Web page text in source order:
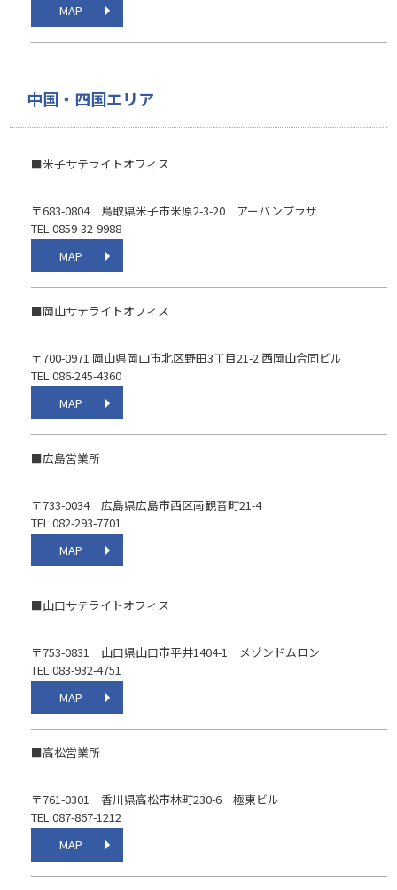
MAP
中国・四国エリア
■米子サテライトオフィス
〒683-0804 鳥取県米子市米原2-3-20 アーバンプラザ
TEL 0859-32-9988
MAP
■岡山サテライトオフィス
〒700-0971 岡山県岡山市北区野田3丁目21-2 西岡山合同ビル
TEL 086-245-4360
MAP
■広島営業所
〒733-0034 広島県広島市西区南観音町21-4
TEL 082-293-7701
MAP
■山口サテライトオフィス
〒753-0831 山口県山口市平井1404-1 メゾンドムロン
TEL 083-932-4751
MAP
■高松営業所
〒761-0301 香川県高松市林町230-6 極東ビル
TEL 087-867-1212
MAP